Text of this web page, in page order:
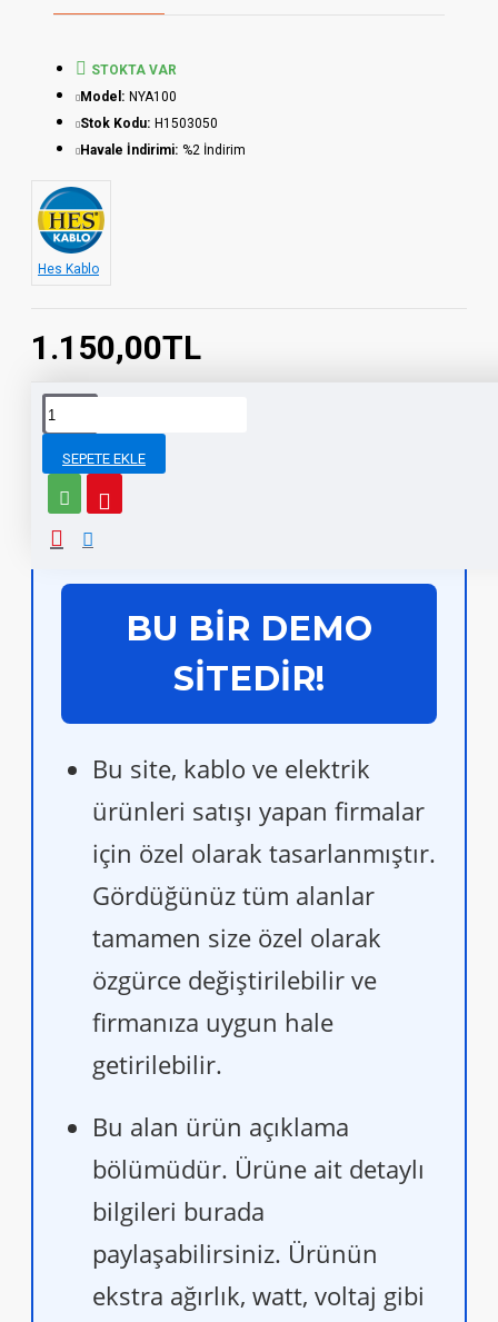
1.150,00TL
STOKTA VAR
Model: NYA100
Stok Kodu: H1503050
Havale İndirimi: %2 İndirim
Hes Kablo
SEPETE EKLE
Aynı Gün
AÇIKLAMA
BU BİR DEMO
SİTEDİR!
Bu site, kablo ve elektrik
ürünleri satışı yapan firmalar
için özel olarak tasarlanmıştır.
Gördüğünüz tüm alanlar
tamamen size özel olarak
özgürce değiştirilebilir ve
firmanıza uygun hale
getirilebilir.
Bu alan ürün açıklama
bölümüdür. Ürüne ait detaylı
bilgileri burada
paylaşabilirsiniz. Ürünün
ekstra ağırlık, watt, voltaj gibi